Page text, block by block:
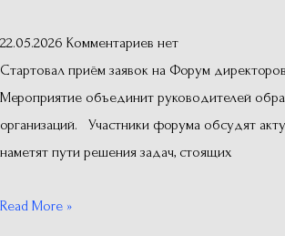
22.05.2026 Комментариев нет
Стартовал приём заявок на Форум
Мероприятие объединит руководителей
организаций. Участники форума обсудят
наметят пути решения задач, стоящих
Read More »